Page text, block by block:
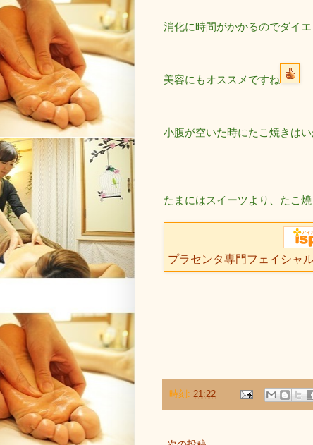
消化に時間がかかるのでダイエ
美容にもオススメですね
小腹が空いた時にたこ焼きは
たまにはスイーツより、たこ
プラセンタ専門フェイシャ
時刻: 21:22